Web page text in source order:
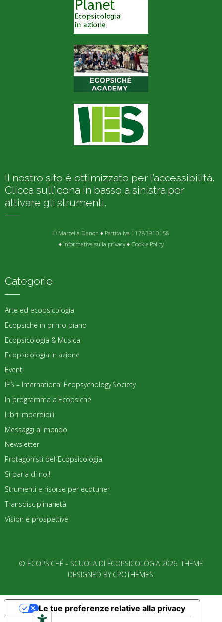
Il nostro sito è ottimizzato per l’accessibilità.
Clicca sull’icona in basso a sinistra per
attivare gli strumenti.
© Marcella Danon ♦ Partita Iva 11783910158
♦ Informativa sulla privacy♦ Cookie Policy
Categorie
Arte ed ecopsicologia
Ecopsiché in primo piano
Ecopsicologia & Musica
Ecopsicologia in azione
Eventi
IES – International Ecopsychology Society
In programma a Ecopsiché
Libri imperdibili
Messaggi al mondo
Newsletter
Protagonisti dell'Ecopsicologia
Si parla di noi!
Strumenti e risorse per ecotuner
Transdisciplinarietà
Vision e prospettive
© ECOPSICHÉ - SCUOLA DI ECOPSICOLOGIA 2026. THEME
DESIGNED BY CPOTHEMES.
Le tue preferenze relative alla privacy